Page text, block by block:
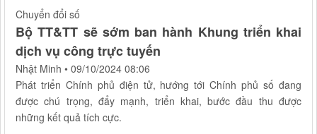
Chuyển đổi số
Bộ TT&TT sẽ sớm ban hành Khung triển khai
dịch vụ công trực tuyến
Nhật Minh • 09/10/2024 08:06
Phát triển Chính phủ điện tử, hướng tới Chính phủ số đang
được chú trọng, đẩy mạnh, triển khai, bước đầu thu được
những kết quả tích cực.